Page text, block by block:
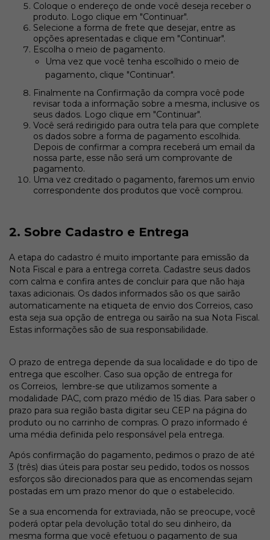
Coloque o endereço de onde você deseja receber o
produto. Logo clique em "Continuar".
Selecione a forma de frete que desejar, entre as
opções apresentadas e clique em "Continuar".
Escolha o meio de pagamento.
Uma vez que você tenha escolhido o meio de
pagamento, clique "Continuar".
Finalmente na Confirmação da compra você pode
revisar toda a informação sobre a mesma, inclusive os
seus dados. Logo clique em "Continuar".
Você será redirigido para outra tela para que complete
os dados sobre a forma de pagamento escolhida.
Depois de confirmar a compra receberá um email da
nossa parte, esse não será um comprovante de
pagamento.
Uma vez creditado o pagamento, faremos um envio
correspondente dos produtos que você comprou.
2. Sobre Cadastro e Entrega
A etapa do cadastro é muito importante para emissão da
Nota Fiscal e para a entrega correta. Cadastre seus dados
com calma e confira antes de concluir para que não haja
taxas adicionais. Os dados informados são os que sairão
automaticamente na etiqueta de envio dos Correios, caso
esta seja sua opção de entrega ou sairão na sua Nota Fiscal.
Estas informações são de sua responsabilidade.
O prazo de entrega depende da sua localidade e do tipo de
entrega que escolher. Caso sua opção de entrega for
os Correios, lembre-se que utilizamos somente a
modalidade PAC, com prazo médio de 15 dias. Para saber o
prazo para sua região basta digitar seu CEP na página do
produto ou no carrinho de compras. O prazo informado é
uma média definida pelo responsável pela entrega.
Após confirmação do pagamento, pedimos o prazo de até
3 (três) dias úteis para postar seu pedido, todos os nossos
esforços são direcionados para que as encomendas sejam
postadas em um prazo menor do que o estabelecido.
Se a sua encomenda for extraviada, não se preocupe, você
poderá optar pela devolução total do seu dinheiro, da
mesma forma que você efetuou o pagamento de sua